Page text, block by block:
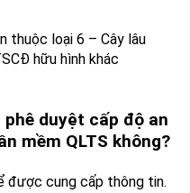
thuộc loại 6 – Cây lâu
hữu hình khác
phê duyệt cấp độ an
mềm QLTS không?
được cung cấp thông tin.